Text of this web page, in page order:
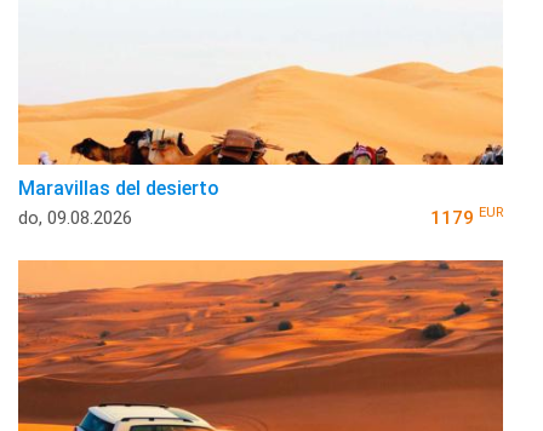
Maravillas del desierto
do, 09.08.2026 1179 EUR